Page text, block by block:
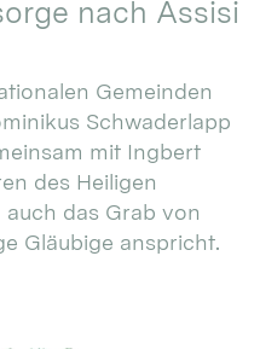
nach Assisi
Gemeinden
Schwaderlapp
mit Ingbert
des Heiligen
das Grab von
Gläubige anspricht.